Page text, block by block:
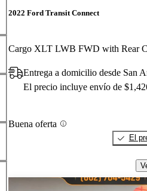
2022 Ford Transit Connect
Entrega a domicilio desde San
El precio incluye envío de
Buena oferta
El